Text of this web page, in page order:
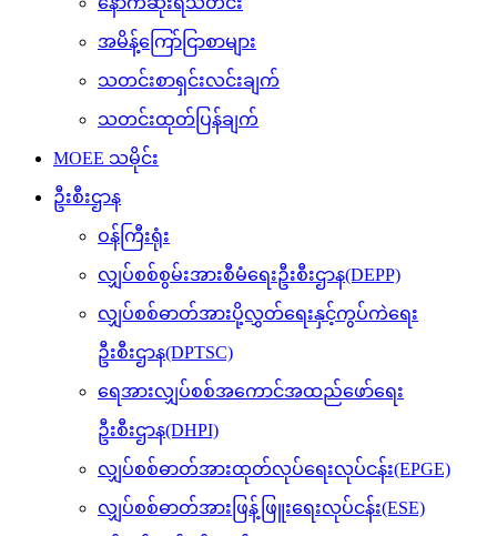
အမိန့်ကြော်ငြာစာများ
သတင်းစာရှင်းလင်းချက်
သတင်းထုတ်ပြန်ချက်
MOEE သမိုင်း
ဦးစီးဌာန
ဝန်ကြီးရုံး
လျှပ်စစ်စွမ်းအားစီမံရေးဦးစီးဌာန(DEPP)
လျှပ်စစ်ဓာတ်အားပို့လွှတ်ရေးနှင့်ကွပ်ကဲရေး
ဦးစီးဌာန(DPTSC)
ရေအားလျှပ်စစ်အကောင်အထည်ဖော်ရေး
ဦးစီးဌာန(DHPI)
လျှပ်စစ်ဓာတ်အားထုတ်လုပ်ရေးလုပ်ငန်း(EPGE)
လျှပ်စစ်ဓာတ်အားဖြန့်ဖြူးရေးလုပ်ငန်း(ESE)